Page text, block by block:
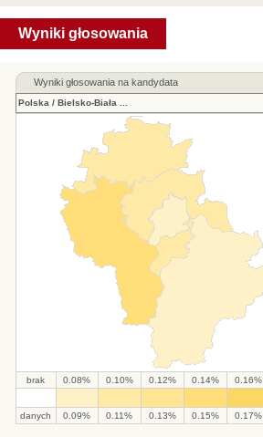
Wyniki głosowania
Wyniki głosowania na kandydata
Polska / Bielsko-Biała
brak 0.08% 0.10% 0.12% 0.14% 0.16%
danych 0.09% 0.11% 0.13% 0.15% 0.17%